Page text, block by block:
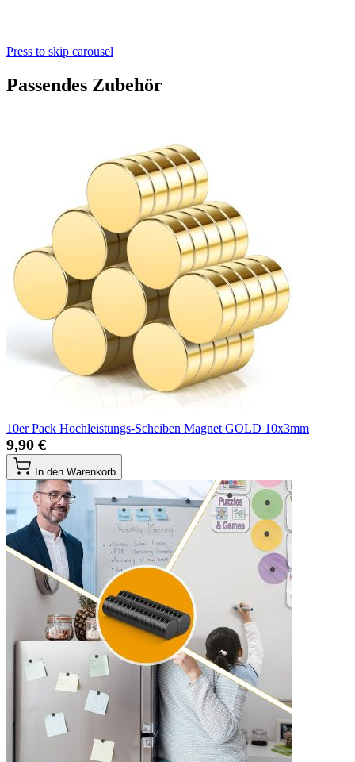
Press to skip carousel
Passendes Zubehör
10er Pack Hochleistungs-Scheiben Magnet GOLD 10x3mm
9,90 €
In den Warenkorb